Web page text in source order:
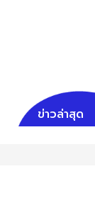
ข่าวล่าสุด